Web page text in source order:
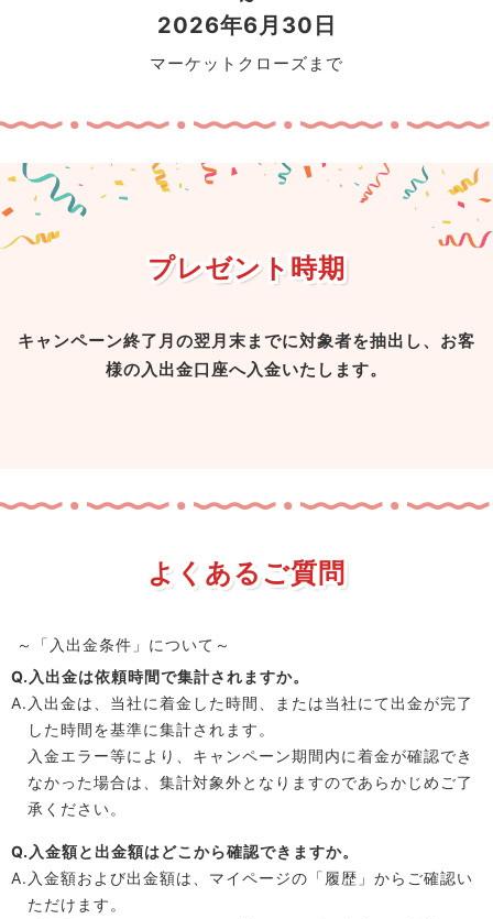
2026年6月30日
マーケットクローズまで
プレゼント時期
キャンペーン終了月の翌月末までに対象者を抽出し、お客
様の入出金口座へ入金いたします。
よくあるご質問
～「入出金条件」について～
Q.入出金は依頼時間で集計されますか。
A.入出金は、当社に着金した時間、または当社にて出金が完了
した時間を基準に集計されます。
入金エラー等により、キャンペーン期間内に着金が確認でき
なかった場合は、集計対象外となりますのであらかじめご了
承ください。
Q.入金額と出金額はどこから確認できますか。
A.入金額および出金額は、マイページの「履歴」からご確認い
ただけます。